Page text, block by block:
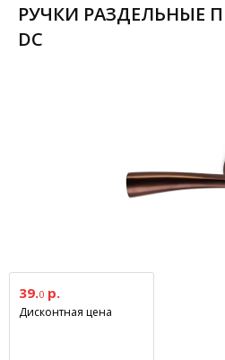
РУЧКИ РАЗДЕЛЬНЫЕ
DC
39.0р.
Дисконтная цена